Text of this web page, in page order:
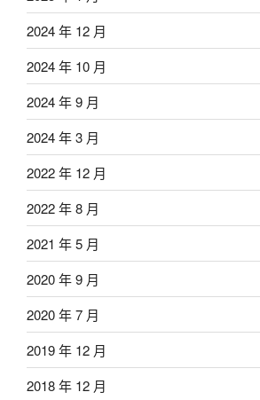
2024 年 12 月
2024 年 10 月
2024 年 9 月
2024 年 3 月
2022 年 12 月
2022 年 8 月
2021 年 5 月
2020 年 9 月
2020 年 7 月
2019 年 12 月
2018 年 12 月